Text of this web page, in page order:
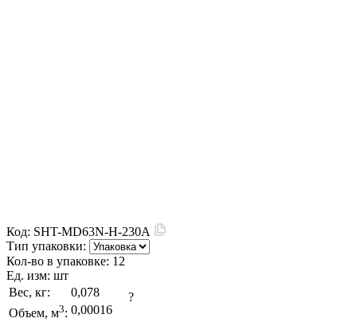
Код: SHT-MD63N-H-230A
Тип упаковки:
Кол-во в упаковке: 12
Ед. изм: шт
Вес, кг:
0,078
Объем, м3: 0,00016
?